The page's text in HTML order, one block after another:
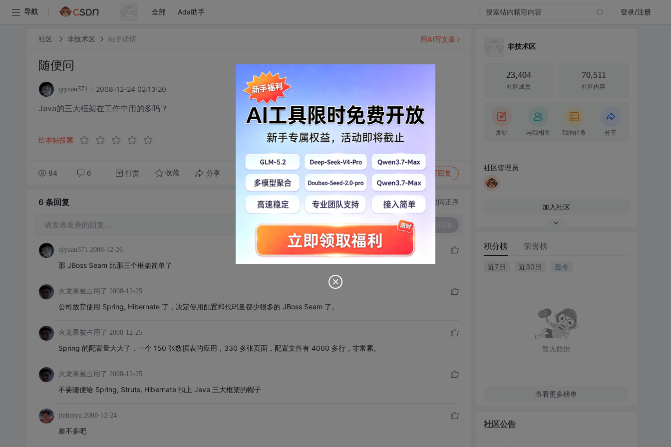
导航 全部 Ada助手 登录/注册
社区 非技术区 帖子详情
随便问
qiyuan371 2008-12-24 02:13:20
Java的三大框架在工作中用的多吗？
给本帖投票
84 6 打赏 收藏 分享 转发到动态 举报 写回复
用AI写文章
6 条回复 切换为时间正序
请发表友善的回复…
qiyuan371 2008-12-26
那 JBoss Seam 比那三个框架简单了
火龙果被占用了 2008-12-25
公司放弃使用 Spring, Hibernate 了，决定使用配置和代码量都少很多的 JBoss Seam 了。
火龙果被占用了 2008-12-25
Spring 的配置量大大了，一个 150 张数据表的应用，330 多张页面，配置文件有 4000 多行，非常累。
火龙果被占用了 2008-12-25
不要随便给 Spring, Struts, Hibernate 扣上 Java 三大框架的帽子
jinhuiyu 2008-12-24
差不多吧
非技术区
23,404
社区成员
70,511
社区内容
发帖 与我相关 我的任务 分享
社区管理员
加入社区
积分榜 荣誉榜
近7日 近30日 至今
暂无数据
查看更多榜单
社区公告